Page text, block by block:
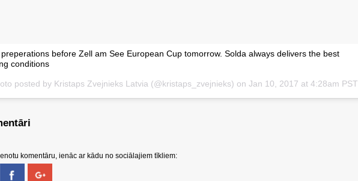
before Zell am See European Cup tomorrow. Solda always delivers the best
conditions
posted by Kristaps Zvejnieks Latvia (@kristaps_zvejnieks) on Jan 10, 2017 at 4:28am PST
komentāru, ienāc ar kādu no sociālajiem tīkliem: